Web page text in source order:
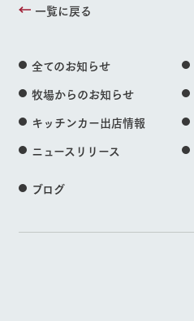
一覧に戻る
全てのお知らせ
牧場からのお知らせ
キッチンカー出店情報
ニュースリリース
ブログ